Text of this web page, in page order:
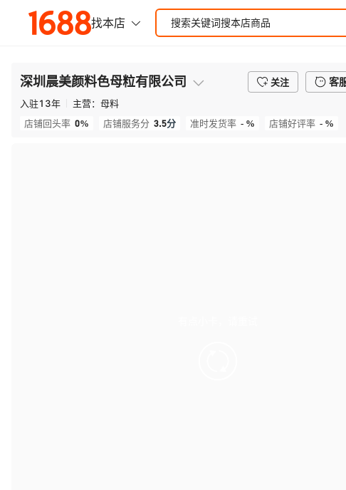
深圳晨美颜料色母粒有限公司 关注 客
入驻13年 主营： 母料
店铺回头率 0% 店铺服务分 3.5分 准时发货率 - % 店铺好评率 - %